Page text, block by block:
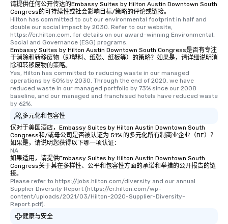
请提供任何公开传达的Embassy Suites by Hilton Austin Downtown South
Congress的可持续性或社会影响目标/策略的评论或链接。
Hilton has committed to cut our environmental footprint in half and
double our social impact by 2030. Refer to our website,
https://cr.hilton.com, for details on our award-winning Environmental,
Social and Governance (ESG) programs.
Embassy Suites by Hilton Austin Downtown South Congress是否有专注
于消除和转移废物（即塑料、纸张、纸板等）的策略？如果是，请详细说明消
除和转移废物的策略。
Yes, Hilton has committed to reducing waste in our managed
operations by 50% by 2030. Through the end of 2020, we have
reduced waste in our managed portfolio by 73% since our 2008
baseline, and our managed and franchised hotels have reduced waste
by 62%.
多元化和包容性
仅对于美国酒店，Embassy Suites by Hilton Austin Downtown South
Congress和/或母公司是否被认证为 51% 的多元化所有制商业企业（BE）？
如果是，请说明您获得以下哪一项认证：
NA
如果适用，请提供Embassy Suites by Hilton Austin Downtown South
Congress关于其在多样性、公平和包容性方面的承诺和举措的公开报告的链
接。
Please refer to https://jobs.hilton.com/diversity and our annual
Supplier Diversity Report (https://cr.hilton.com/wp-
content/uploads/2021/03/Hilton-2020-Supplier-Diversity-
Report.pdf).
健康与安全